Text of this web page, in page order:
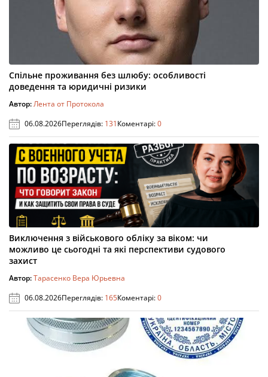
Спільне проживання без шлюбу: особливості
доведення та юридичні ризики
Автор:Лента от Протокола
06.08.2026Переглядів: 131Коментарі:0
Виключення з військового обліку за віком: чи
можливо це сьогодні та які перспективи судового
захист
Автор:Тарасенко Вера Юрьевна
06.08.2026Переглядів: 165Коментарі:0